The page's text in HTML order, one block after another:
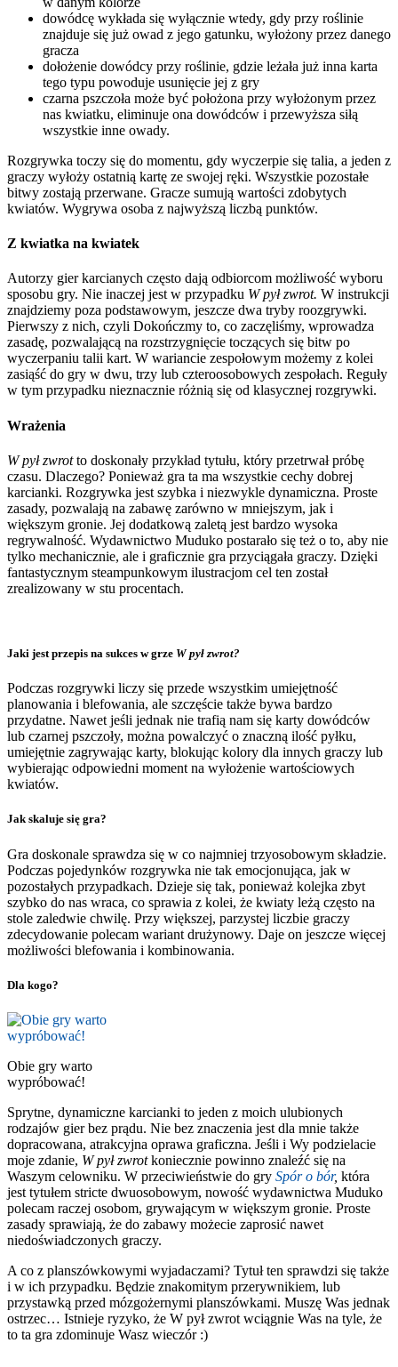
dowódcę wykłada się wyłącznie wtedy, gdy przy roślinie
znajduje się już owad z jego gatunku, wyłożony przez danego
gracza
dołożenie dowódcy przy roślinie, gdzie leżała już inna karta
tego typu powoduje usunięcie jej z gry
czarna pszczoła może być położona przy wyłożonym przez
nas kwiatku, eliminuje ona dowódców i przewyższa siłą
wszystkie inne owady.
Rozgrywka toczy się do momentu, gdy wyczerpie się talia, a jeden z
graczy wyłoży ostatnią kartę ze swojej ręki. Wszystkie pozostałe
bitwy zostają przerwane. Gracze sumują wartości zdobytych
kwiatów. Wygrywa osoba z najwyższą liczbą punktów.
Z kwiatka na kwiatek
Autorzy gier karcianych często dają odbiorcom możliwość wyboru
sposobu gry. Nie inaczej jest w przypadku W pył zwrot. W instrukcji
znajdziemy poza podstawowym, jeszcze dwa tryby roozgrywki.
Pierwszy z nich, czyli Dokończmy to, co zaczęliśmy, wprowadza
zasadę, pozwalającą na rozstrzygnięcie toczących się bitw po
wyczerpaniu talii kart. W wariancie zespołowym możemy z kolei
zasiąść do gry w dwu, trzy lub czteroosobowych zespołach. Reguły
w tym przypadku nieznacznie różnią się od klasycznej rozgrywki.
Wrażenia
W pył zwrotto doskonały przykład tytułu, który przetrwał próbę
czasu. Dlaczego? Ponieważ gra ta ma wszystkie cechy dobrej
karcianki. Rozgrywka jest szybka i niezwykle dynamiczna. Proste
zasady, pozwalają na zabawę zarówno w mniejszym, jak i
większym gronie. Jej dodatkową zaletą jest bardzo wysoka
regrywalność. Wydawnictwo Muduko postarało się też o to, aby nie
tylko mechanicznie, ale i graficznie gra przyciągała graczy. Dzięki
fantastycznym steampunkowym ilustracjom cel ten został
zrealizowany w stu procentach.
Jaki jest przepis na sukces w grze W pył zwrot?
Podczas rozgrywki liczy się przede wszystkim umiejętność
planowania i blefowania, ale szczęście także bywa bardzo
przydatne. Nawet jeśli jednak nie trafią nam się karty dowódców
lub czarnej pszczoły, można powalczyć o znaczną ilość pyłku,
umiejętnie zagrywając karty, blokując kolory dla innych graczy lub
wybierając odpowiedni moment na wyłożenie wartościowych
kwiatów.
Jak skaluje się gra?
Gra doskonale sprawdza się w co najmniej trzyosobowym składzie.
Podczas pojedynków rozgrywka nie tak emocjonująca, jak w
pozostałych przypadkach. Dzieje się tak, ponieważ kolejka zbyt
szybko do nas wraca, co sprawia z kolei, że kwiaty leżą często na
stole zaledwie chwilę. Przy większej, parzystej liczbie graczy
zdecydowanie polecam wariant drużynowy. Daje on jeszcze więcej
możliwości blefowania i kombinowania.
Dla kogo?
Obie gry warto
wypróbować!
Sprytne, dynamiczne karcianki to jeden z moich ulubionych
rodzajów gier bez prądu. Nie bez znaczenia jest dla mnie także
dopracowana, atrakcyjna oprawa graficzna. Jeśli i Wy podzielacie
moje zdanie, W pył zwrotkoniecznie powinno znaleźć się na
Waszym celowniku. W przeciwieństwie do gry Spór o bór, która
jest tytułem stricte dwuosobowym, nowość wydawnictwa Muduko
polecam raczej osobom, grywającym w większym gronie. Proste
zasady sprawiają, że do zabawy możecie zaprosić nawet
niedoświadczonych graczy.
A co z planszówkowymi wyjadaczami? Tytuł ten sprawdzi się także
i w ich przypadku. Będzie znakomitym przerywnikiem, lub
przystawką przed mózgożernymi planszówkami. Muszę Was jednak
ostrzec… Istnieje ryzyko, że W pył zwrot wciągnie Was na tyle, że
to ta gra zdominuje Wasz wieczór :)